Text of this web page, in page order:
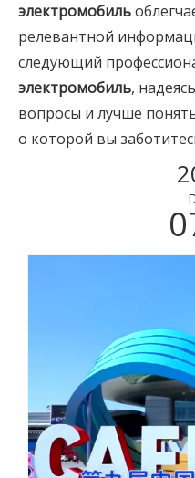
электромобиль
релевантной
следующий
электромобиль,
вопросы и лучше
о которой вы